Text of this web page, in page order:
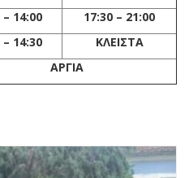
– 14:00 17:30 – 21:00
– 14:30
ΚΛΕΙΣΤΑ
ΑΡΓΙΑ